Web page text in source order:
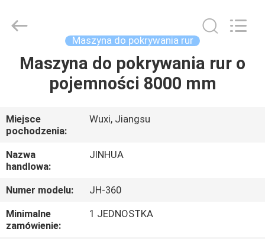
DOM
O
NAS
WYCIECZKA
PO
średnicy
TECHNOLOGY
CO.,
LTD..
Reserved.
Developed
Maszyna do pokrywania rur
Maszyna do pokrywania rur o
pojemności 8000 mm
Miejsce
pochodzenia:
Wuxi, Jiangsu
Nazwa
handlowa:
JINHUA
Numer modelu:
JH-360
Minimalne
zamówienie:
1 JEDNOSTKA